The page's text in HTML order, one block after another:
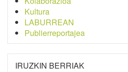
Kultura
LABURREAN
Publierreportajea
IRUZKIN BERRIAK